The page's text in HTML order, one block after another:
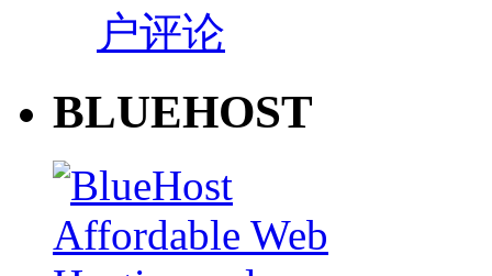
户评论
BLUEHOST